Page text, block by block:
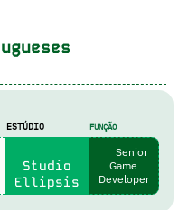
ESTÚDIO FUNÇÃO
Studio
Ellipsis
Senior
Game
Developer